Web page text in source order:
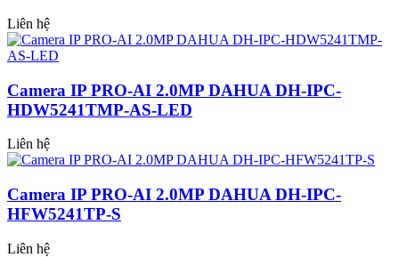
Liên hệ
Camera IP PRO-AI 2.0MP DAHUA DH-IPC-
HDW5241TMP-AS-LED
Liên hệ
Camera IP PRO-AI 2.0MP DAHUA DH-IPC-
HFW5241TP-S
Liên hệ